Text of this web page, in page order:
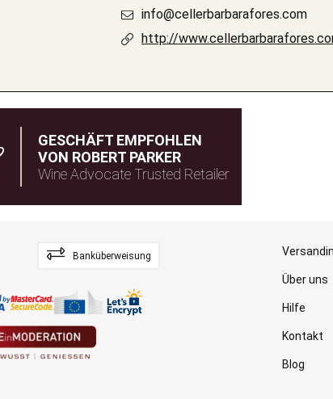
info@cellerbarbarafores.com
http://
GESCHÄFT EMPFOHLEN
VON ROBERT PARKER
Wine Advocate Trusted Retailer
Banküberweisung
Über uns
Hilfe
Kontakt
Blog